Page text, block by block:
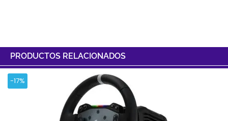
PRODUCTOS RELACIONADOS
-17%